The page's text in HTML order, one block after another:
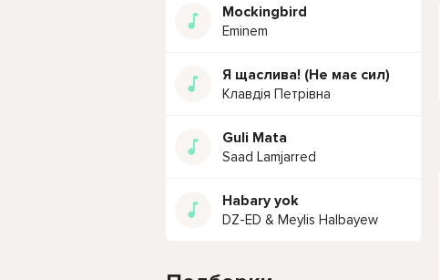
Mockingbird
Eminem
Я щаслива! (Не має сил)
Клавдія Петрівна
Guli Mata
Saad Lamjarred
Habary yok
DZ-ED & Meylis Halbayew